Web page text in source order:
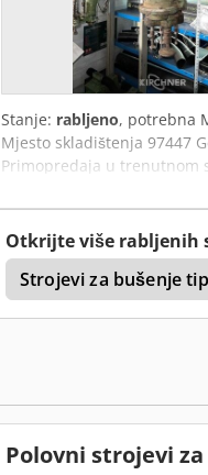
Stanje: rabljeno, potrebna
Mjesto skladištenja 97447
Primopredaja u trenutnom
Otkrijte više rabljenih
Strojevi za bušenje
Polovni strojevi